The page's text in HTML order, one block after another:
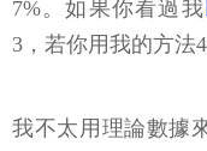
7%。如果你看過我
3，若你用我的方法
我不太用理論數據